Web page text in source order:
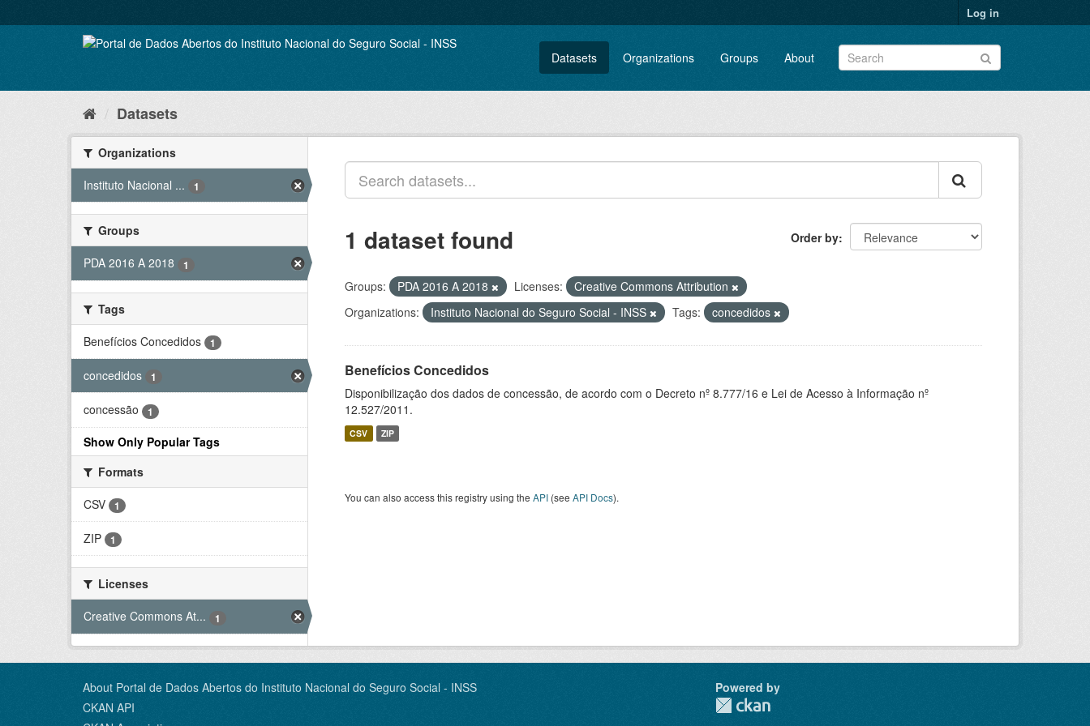
to
Log in
Datasets Organizations Groups About
Datasets
Organizations
Instituto Nacional ...
1
Groups
PDA 2016 A 2018
1
Tags
Benefícios Concedidos
1
concedidos 1
concessão 1
Show Only Popular Tags
Formats
CSV
1
ZIP 1
Licenses
Creative Commons At...
1
Order by
1 dataset found
Groups: PDA 2016 A 2018 Licenses:
Creative Commons Attribution
Organizations:
Instituto Nacional do Seguro Social - INSS Tags: concedidos
Benefícios Concedidos
Disponibilização dos dados de concessão, de acordo com o Decreto nº 8.777/16 e Lei de Acesso à Informação nº
12.527/2011.
CSV ZIP
You can also access this registry using the API (see API Docs).
About Portal de Dados Abertos do Instituto Nacional do Seguro Social - INSS
CKAN API
Powered by